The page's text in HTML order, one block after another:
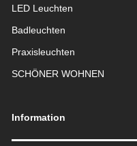
LED Leuchten
Badleuchten
Praxisleuchten
SCHÖNER WOHNEN
Information